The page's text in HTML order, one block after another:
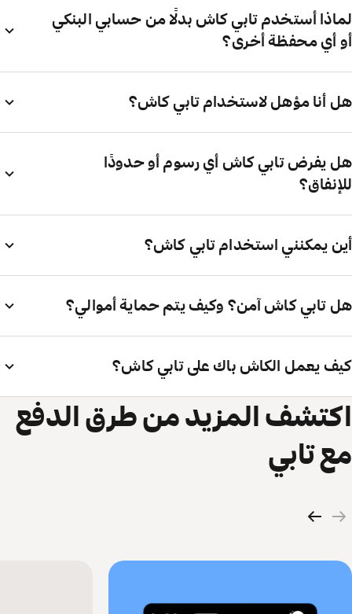
لماذا أستخدم تابي كاش بدلًا من حسابي البنكي
أو أي محفظة أخرى؟
هل أنا مؤهل لاستخدام تابي كاش؟
هل يفرض تابي كاش أي رسوم أو حدودًا
للإنفاق؟
أين يمكنني استخدام تابي كاش؟
هل تابي كاش آمن؟ وكيف يتم حماية أموالي؟
كيف يعمل الكاش باك على تابي كاش؟
اكتشف المزيد من طرق الدفع
مع تابي